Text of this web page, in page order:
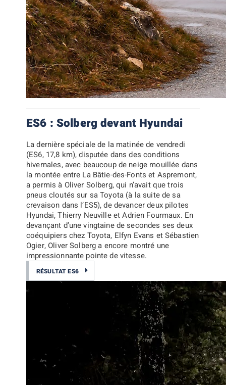
ES6 : Solberg devant Hyundai
La dernière spéciale de la matinée de vendredi
(ES6, 17,8 km), disputée dans des conditions
hivernales, avec beaucoup de neige mouillée dans
la montée entre La Bâtie-des-Fonts et Aspremont,
a permis à Oliver Solberg, qui n’avait que trois
pneus cloutés sur sa Toyota (à la suite de sa
crevaison dans l’ES5), de devancer deux pilotes
Hyundai,Thierry NeuvilleetAdrien Fourmaux. En
devançant d’une vingtaine de secondes ses deux
coéquipiers chez Toyota, Elfyn Evans et Sébastien
Ogier, Oliver Solberg a encore montré une
impressionnante pointe de vitesse.
RÉSULTAT ES6